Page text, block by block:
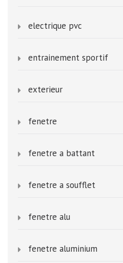
electrique pvc
entrainement sportif
exterieur
fenetre
fenetre a battant
fenetre a soufflet
fenetre alu
fenetre aluminium